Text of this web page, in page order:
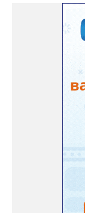
прослушивания
наставников,
приглашённых
фестивальные
фестивале
Челябинской,
областей, Ханты-
Республики
идейный
певец,
«Солдатский
искусства
на Первом